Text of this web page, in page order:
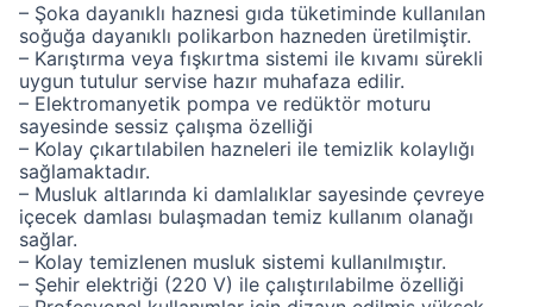
– Şoka dayanıklı haznesi gıda tüketiminde kullanılan
soğuğa dayanıklı polikarbon hazneden üretilmiştir.
– Karıştırma veya fışkırtma sistemi ile kıvamı sürekli
uygun tutulur servise hazır muhafaza edilir.
– Elektromanyetik pompa ve redüktör moturu
sayesinde sessiz çalışma özelliği
– Kolay çıkartılabilen hazneleri ile temizlik kolaylığı
sağlamaktadır.
– Musluk altlarında ki damlalıklar sayesinde çevreye
içecek damlası bulaşmadan temiz kullanım olanağı
sağlar.
– Kolay temizlenen musluk sistemi kullanılmıştır.
– Şehir elektriği (220 V) ile çalıştırılabilme özelliği